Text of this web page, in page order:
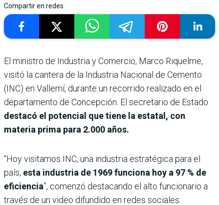
Compartir en redes
El ministro de Industria y Comercio, Marco Riquelme,
visitó la cantera de la Industria Nacional de Cemento
(INC) en Vallemí, durante un recorrido realizado en el
departamento de Concepción. El secretario de Estado
destacó el potencial que tiene la estatal, con
materia prima para 2.000 años.
“Hoy visitamos INC, una industria estratégica para el
país, esta industria de 1969 funciona hoy a 97 % de
eficiencia”, comenzó destacando el alto funcionario a
través de un video difundido en redes sociales.